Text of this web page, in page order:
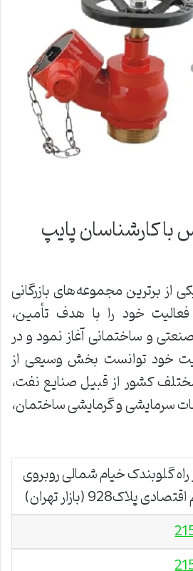
کارشناسان پایپ
از برترین مجموعه‌های بازرگانی
کشور از سال ۱۳۸۰ فعالیت خود را با هدف تأمین،
و ساختمانی آغاز نمود و در
خود توانست بخش وسیعی از
کشور از قبيل صنایع نفت،
سرمایشی و گرمایشی ساختمان،
راه گلوبندک خیام شمالی روبروی
پلاک928 (بازار تهران)